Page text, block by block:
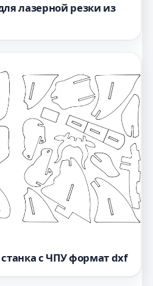
лазерной резки из
с ЧПУ формат dxf